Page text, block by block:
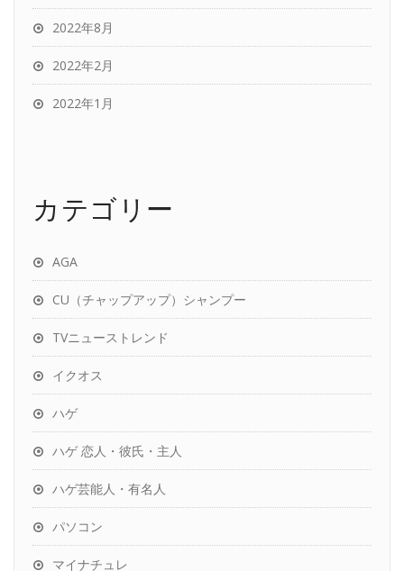
2022年8月
2022年2月
2022年1月
カテゴリー
AGA
CU（チャップアップ）シャンプー
TVニューストレンド
イクオス
ハゲ
ハゲ 恋人・彼氏・主人
ハゲ芸能人・有名人
パソコン
マイナチュレ